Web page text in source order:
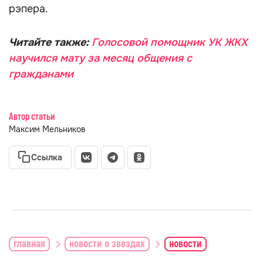
рэпера.
Читайте также: Голосовой помощник УК ЖКХ
научился мату за месяц общения с
гражданами
Автор статьи
Максим Мельников
Ссылка
главная новости о звездах новости